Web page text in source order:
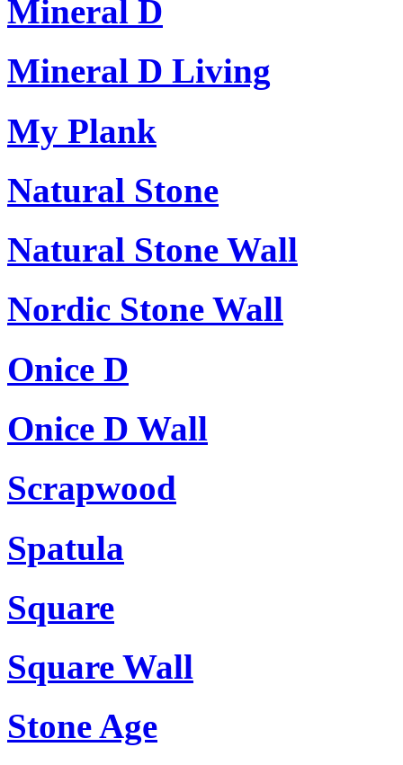
Mineral D
Mineral D Living
My Plank
Natural Stone
Natural Stone Wall
Nordic Stone Wall
Onice D
Onice D Wall
Scrapwood
Spatula
Square
Square Wall
Stone Age